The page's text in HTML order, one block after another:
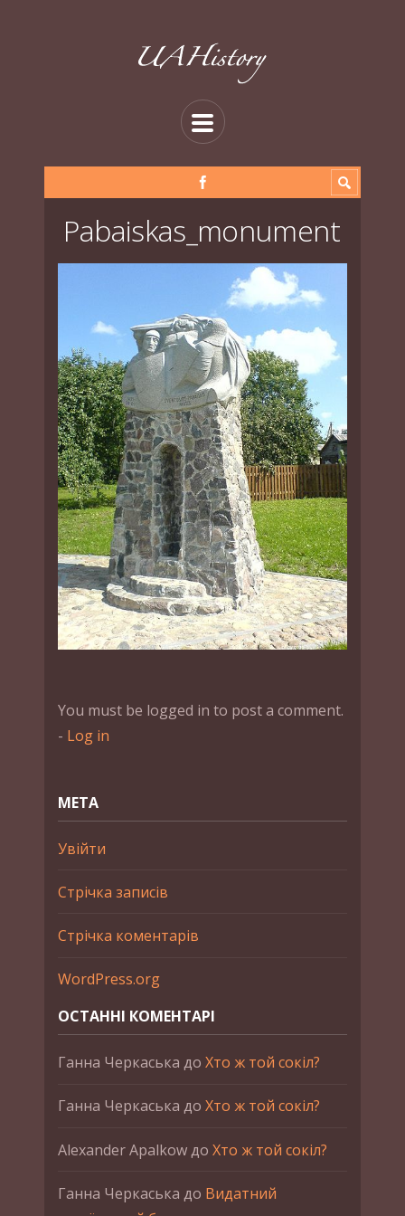
Pabaiskas_monument
You must be logged in to post a comment.
- Log in
МЕТА
Увійти
Стрічка записів
Стрічка коментарів
WordPress.org
ОСТАННІ КОМЕНТАРІ
Ганна Черкаська до Хто ж той сокіл?
Ганна Черкаська до Хто ж той сокіл?
Alexander Apalkowдо Хто ж той сокіл?
Ганна Черкаська до Видатний